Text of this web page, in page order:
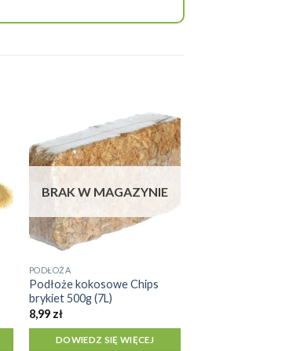
BRAK W MAGAZYNIE
PODŁOŻA
Podłoże kokosowe Chips
brykiet 500g (7L)
8,99 zł
DOWIEDZ SIĘ WIĘCEJ